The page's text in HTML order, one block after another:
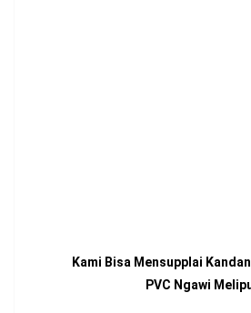
Kami Bisa Mensupplai
PVC Ngawi